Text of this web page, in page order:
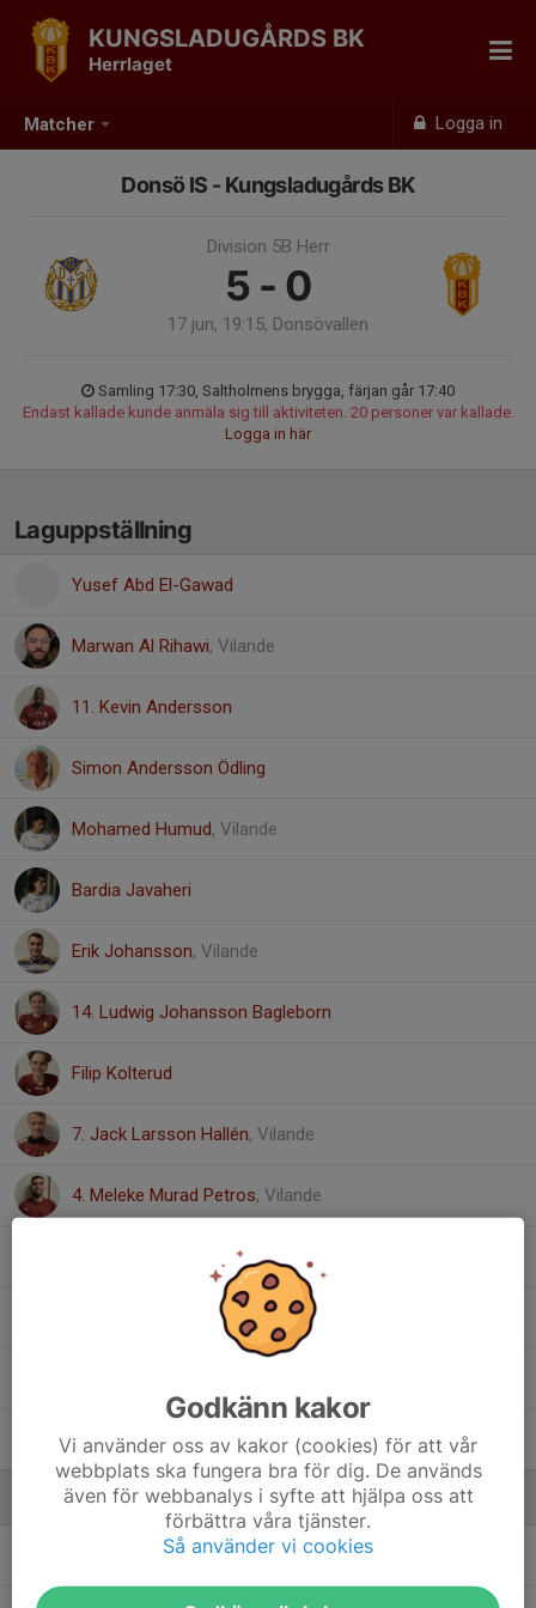
Matcher Logga in
KUNGSLADUGÅRDS BK
Herrlaget
Donsö IS - Kungsladugårds BK
Division 5B Herr
5 - 0
17 jun, 19:15, Donsövallen
Samling 17:30, Saltholmens brygga, färjan går 17:40
Endast kallade kunde anmäla sig till aktiviteten. 20 personer var kallade.
Logga in här
Laguppställning
Yusef Abd El-Gawad
Marwan Al Rihawi, Vilande
11. Kevin Andersson
Simon Andersson Ödling
Mohamed Humud, Vilande
Bardia Javaheri
Erik Johansson, Vilande
14. Ludwig Johansson Bagleborn
Filip Kolterud
7. Jack Larsson Hallén, Vilande
4. Meleke Murad Petros, Vilande
3. Johan Sandqvist
16. Christopher Ulvdalen, Vilande
Ledare
Farshad TimkvistHuvudtränare
Godkänn kakor
Vi använder oss av kakor (cookies) för att vår
webbplats ska fungera bra för dig. De används
även för webbanalys i syfte att hjälpa oss att
förbättra våra tjänster.
Så använder vi cookies